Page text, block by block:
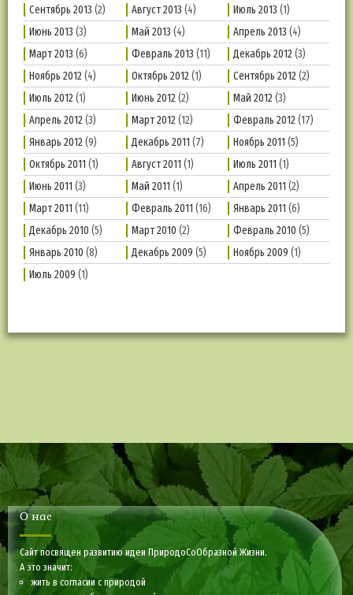
Сентябрь 2013 (2) Август 2013 (4) Июль 2013 (1)
Июнь 2013 (3) Май 2013 (4) Апрель 2013 (4)
Март 2013 (6) Февраль 2013 (11) Декабрь 2012(3)
Ноябрь 2012(4) Октябрь 2012(1) Сентябрь 2012(2)
Июль 2012(1) Июнь 2012(2) Май 2012(3)
Апрель 2012(3) Март 2012(12) Февраль 2012(17)
Январь 2012(9) Декабрь 2011 (7) Ноябрь 2011 (5)
Октябрь 2011 (1) Август 2011 (1) Июль 2011 (1)
Июнь 2011 (3) Май 2011 (1) Апрель 2011 (2)
Март 2011 (11) Февраль 2011 (16) Январь 2011 (6)
Декабрь 2010 (5) Март 2010 (2) Февраль 2010 (5)
Январь 2010 (8) Декабрь 2009 (5) Ноябрь 2009 (1)
Июль 2009 (1)
О нас
Сайт посвящен развитию идеи ПриродоСоОбразной Жизни.
А это значит:
жить в согласии с природой